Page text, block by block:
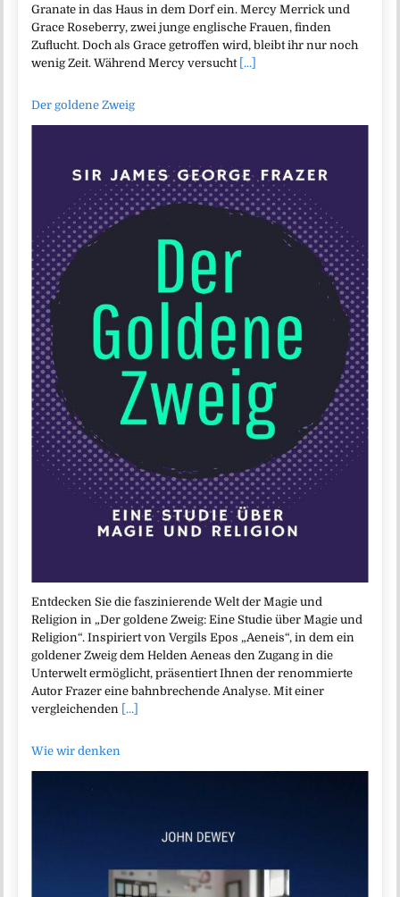
Granate in das Haus in dem Dorf ein. Mercy Merrick und
Grace Roseberry, zwei junge englische Frauen, finden
Zuflucht. Doch als Grace getroffen wird, bleibt ihr nur noch
wenig Zeit. Während Mercy versucht [...]
Der goldene Zweig
Entdecken Sie die faszinierende Welt der Magie und
Religion in „Der goldene Zweig: Eine Studie über Magie und
Religion“. Inspiriert von Vergils Epos „Aeneis“, in dem ein
goldener Zweig dem Helden Aeneas den Zugang in die
Unterwelt ermöglicht, präsentiert Ihnen der renommierte
Autor Frazer eine bahnbrechende Analyse. Mit einer
vergleichenden [...]
Wie wir denken